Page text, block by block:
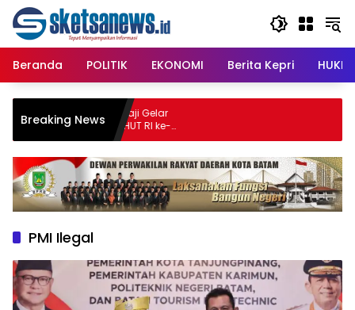
content
Langsung
konten
Beranda
POLITIK EKONOMI Berita Kepri
Breaking News
Raja Haji Gelar
Meriahkan HUT RI ke-
PMI Ilegal